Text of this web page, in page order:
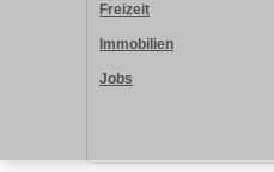
Freizeit
Immobilien
Jobs